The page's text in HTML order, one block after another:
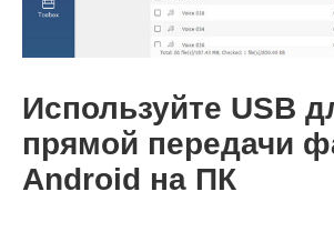
Используйте USB
прямой передачи
Android на ПК